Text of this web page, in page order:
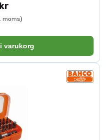
moms)
varukorg